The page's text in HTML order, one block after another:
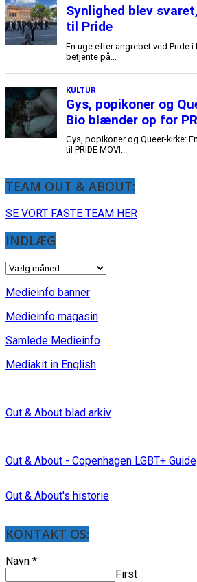
TEAM OUT & ABOUT:
SE VORT FASTE TEAM HER
INDLÆG
INDLÆG
Medieinfo banner
Medieinfo magasin
Samlede Medieinfo
Mediakit in English
Out & About blad arkiv
Out & About - Copenhagen LGBT+ Guide
Out & About's historie
KONTAKT OS:
Navn *
First